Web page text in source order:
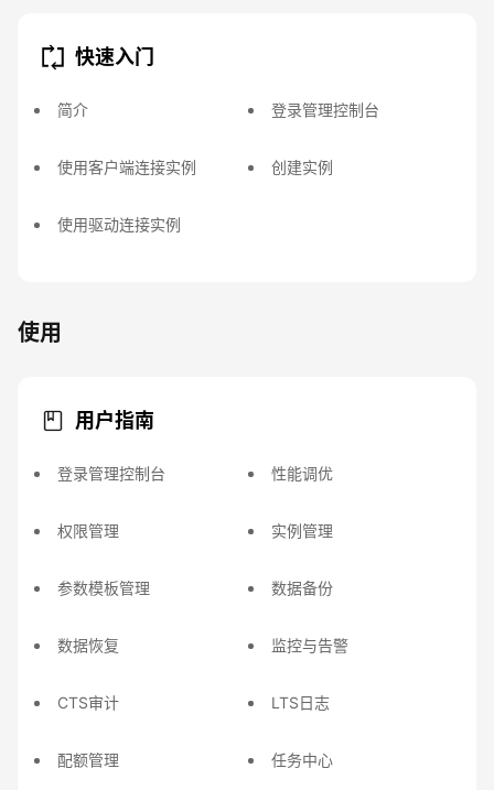
快速入门
简介 登录管理控制台
使用客户端连接实例 创建实例
使用驱动连接实例
使用
用户指南
登录管理控制台 性能调优
权限管理 实例管理
参数模板管理 数据备份
数据恢复 监控与告警
CTS审计 LTS日志
配额管理 任务中心